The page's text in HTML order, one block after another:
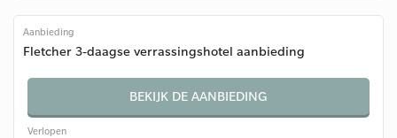
Aanbieding
Fletcher 3-daagse verrassingshotel aanbieding
BEKIJK DE AANBIEDING
Verlopen